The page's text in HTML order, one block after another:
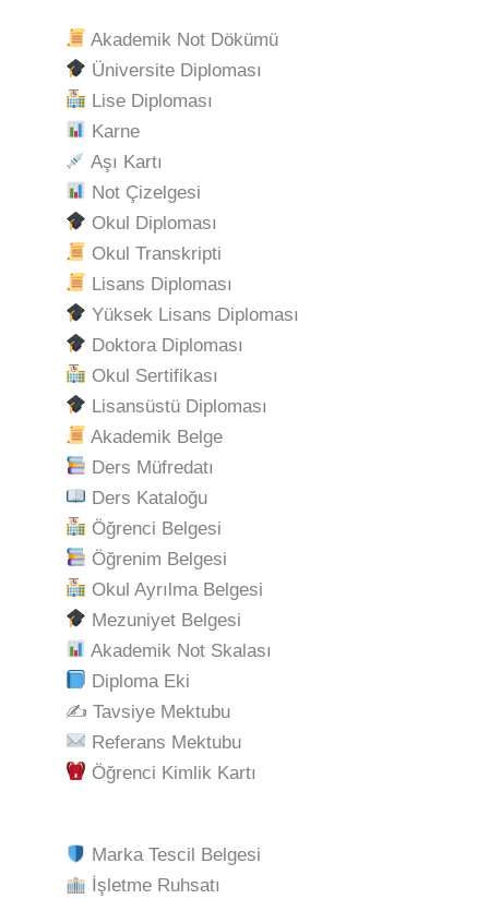
Akademik Not Dökümü
Üniversite Diploması
Lise Diploması
Karne
Aşı Kartı
Not Çizelgesi
Okul Diploması
Okul Transkripti
Lisans Diploması
Yüksek Lisans Diploması
Doktora Diploması
Okul Sertifikası
Lisansüstü Diploması
Akademik Belge
Ders Müfredatı
Ders Kataloğu
Öğrenci Belgesi
Öğrenim Belgesi
Okul Ayrılma Belgesi
Mezuniyet Belgesi
Akademik Not Skalası
Diploma Eki
✍️ Tavsiye Mektubu
Referans Mektubu
Öğrenci Kimlik Kartı
Marka Tescil Belgesi
İşletme Ruhsatı